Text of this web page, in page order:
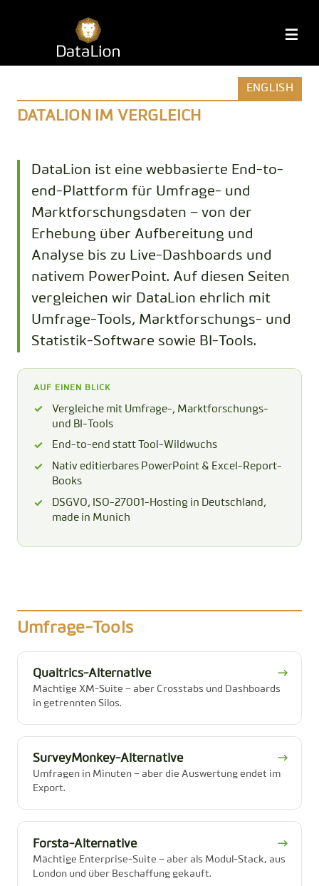
ENGLISH
DATALION IM VERGLEICH
DataLion ist eine webbasierte End-to-
end-Plattform für Umfrage- und
Marktforschungsdaten – von der
Erhebung über Aufbereitung und
Analyse bis zu Live-Dashboards und
nativem PowerPoint. Auf diesen Seiten
vergleichen wir DataLion ehrlich mit
Umfrage-Tools, Marktforschungs- und
Statistik-Software sowie BI-Tools.
AUF EINEN BLICK
Vergleiche mit Umfrage-, Marktforschungs-
und BI-Tools
End-to-end statt Tool-Wildwuchs
Nativ editierbares PowerPoint & Excel-Report-
Books
DSGVO, ISO-27001-Hosting in Deutschland,
made in Munich
Umfrage-Tools
Qualtrics-Alternative
Mächtige XM-Suite – aber Crosstabs und Dashboards
in getrennten Silos.
→
SurveyMonkey-Alternative
Umfragen in Minuten – aber die Auswertung endet im
Export.
→
Forsta-Alternative
Mächtige Enterprise-Suite – aber als Modul-Stack, aus
London und über Beschaffung gekauft.
→